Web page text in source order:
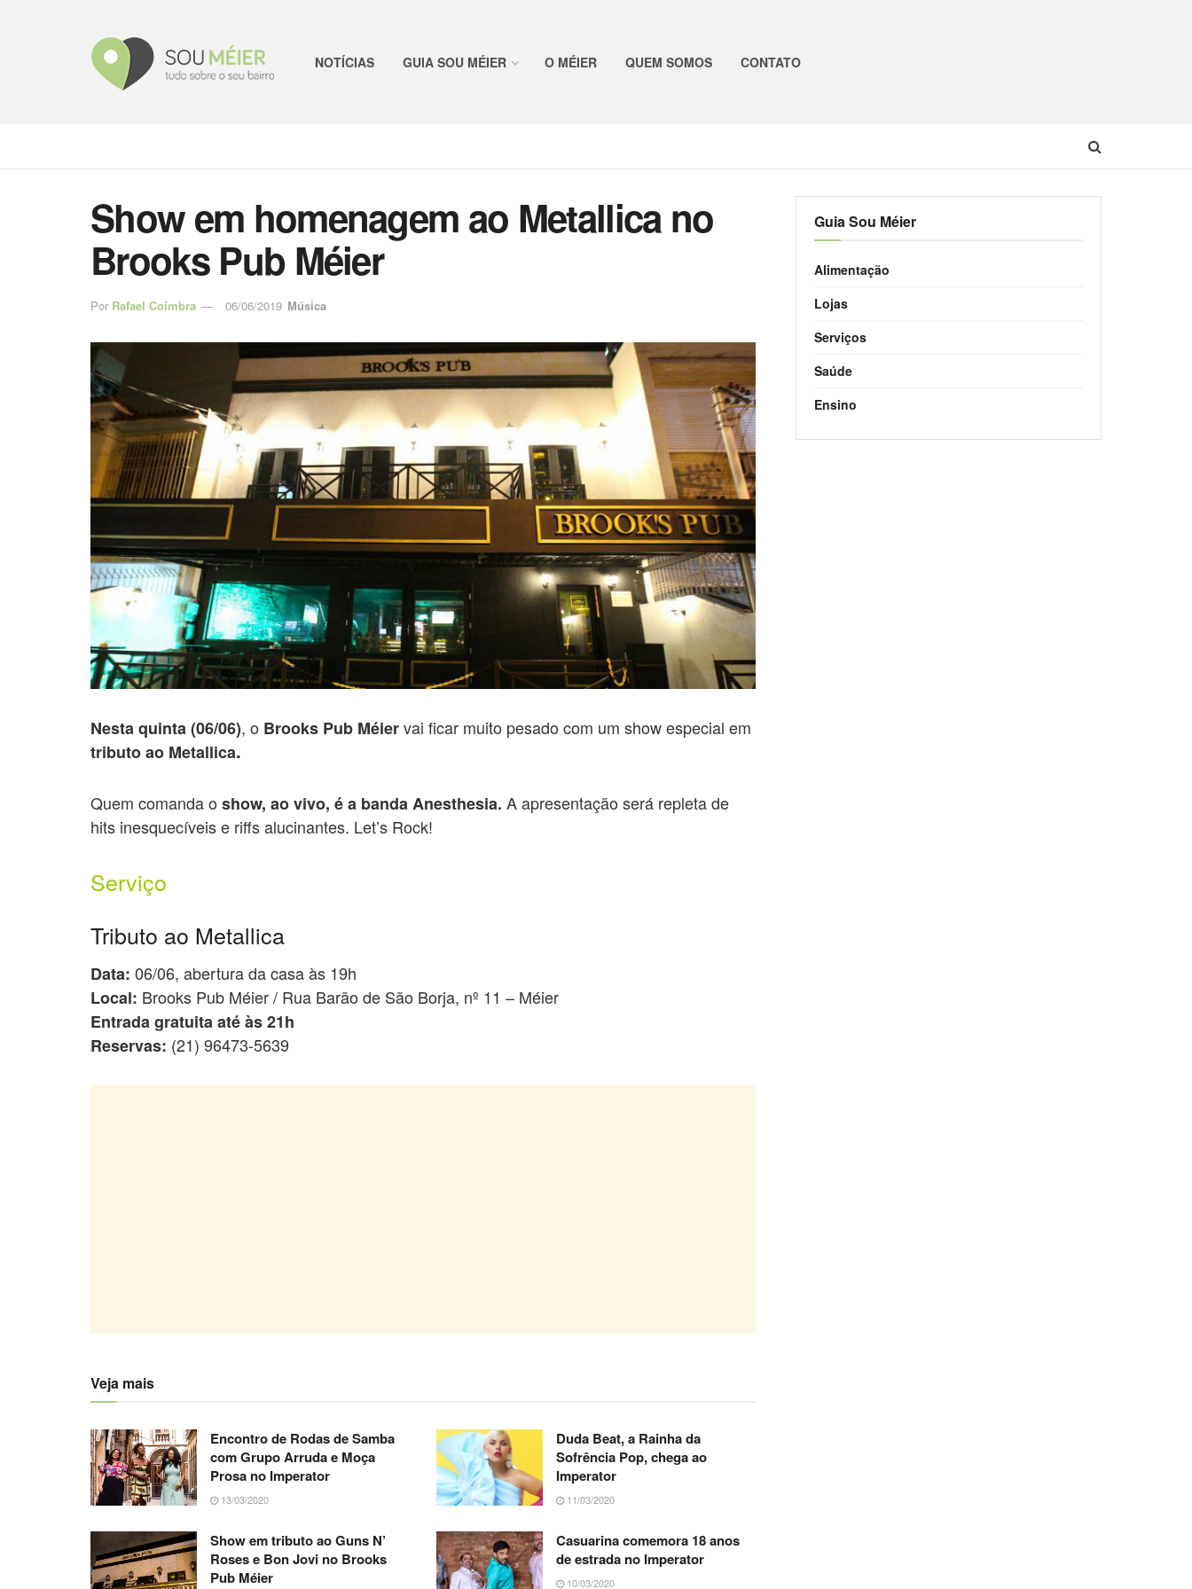
NOTÍCIAS GUIA SOU MÉIER O MÉIER QUEM SOMOS CONTATO
Show em homenagem ao Metallica no
Brooks Pub Méier
Por Rafael Coimbra 06/06/2019 Música
Nesta quinta (06/06), o Brooks Pub Méiervai ficar muito pesado com um show especial em
tributoao Metallica.
Quem comanda o show, ao vivo, é a banda Anesthesia. A apresentação será repleta de
hits inesquecíveis e riffs alucinantes. Let’s Rock!
Serviço
Tributo ao Metallica
Data: 06/06, abertura da casa às 19h
Local: Brooks Pub Méier / Rua Barão de São Borja, nº 11 – Méier
Entrada gratuita até às 21h
Reservas: (21) 96473-5639
Veja mais
Encontro de Rodas de Samba
com Grupo Arruda e Moça
Prosa no Imperator
13/03/2020
Duda Beat, a Rainha da
Sofrência Pop, chega ao
Imperator
11/03/2020
Show em tributo ao Guns N’
Roses e Bon Jovi no Brooks
Pub Méier
Casuarina comemora 18 anos
de estrada no Imperator
10/03/2020
Guia Sou Méier
Alimentação
Lojas
Serviços
Saúde
Ensino